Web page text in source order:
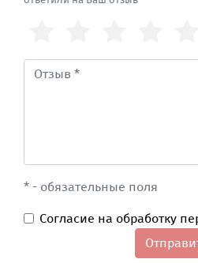
* - обязательные поля
Согласие на обработку